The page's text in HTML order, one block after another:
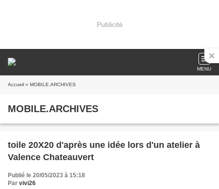
Publicité
MENU
Accueil » MOBILE.ARCHIVES
MOBILE.ARCHIVES
toile 20X20 d'après une idée lors d'un atelier à
Valence Chateauvert
Publié le 20/05/2023 à 15:18
Par vivi26